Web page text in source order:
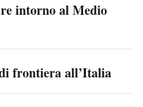
intorno al Medio
frontiera all’Italia